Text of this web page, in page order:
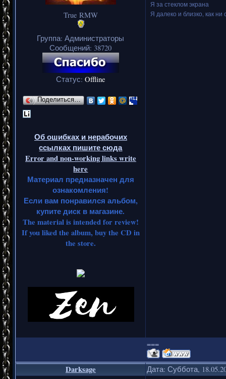
True RMW
Группа: Администраторы
Сообщений: 38720
Статус: Offline
Поделиться…
Об ошибках и нерабочих
ссылках пишите сюда
Error and non-working links write
here
Материал предназначен для
ознакомления!
Если вам понравился альбом,
купите диск в магазине.
The material is intended for review!
If you liked the album, buy the CD in
the store.
Я за стеклом экрана
Я далеко и близко, как ни
===
Darksage Дата: Суббота,